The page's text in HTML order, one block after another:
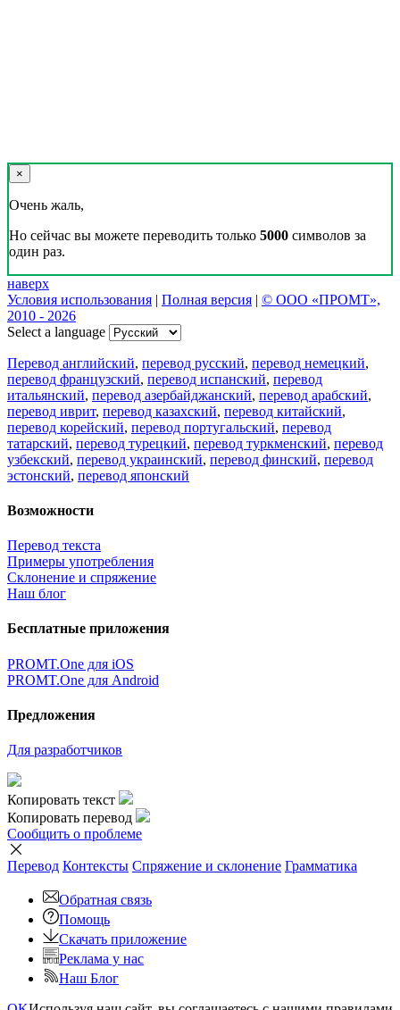
×
Очень жаль,
Но сейчас вы можете переводить только 5000 символов за
один раз.
наверх
Условия использования | Полная версия | © ООО «ПРОМТ»,
2010 - 2026
Select a language
Перевод английский, перевод русский, перевод немецкий,
перевод французский, перевод испанский, перевод
итальянский, перевод азербайджанский, перевод арабский,
перевод иврит, перевод казахский, перевод китайский,
перевод корейский, перевод португальский, перевод
татарский, перевод турецкий, перевод туркменский, перевод
узбекский, перевод украинский, перевод финский, перевод
эстонский, перевод японский
Возможности
Перевод текста
Примеры употребления
Склонение и спряжение
Наш блог
Бесплатные приложения
PROMT.One для iOS
PROMT.One для Android
Предложения
Для разработчиков
Копировать текст
Копировать перевод
Сообщить о проблеме
Перевод Контексты Спряжение и склонение Грамматика
Обратная связь
Помощь
Скачать приложение
Реклама у нас
Наш Блог